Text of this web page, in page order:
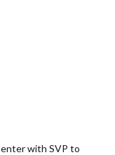
with SVP to